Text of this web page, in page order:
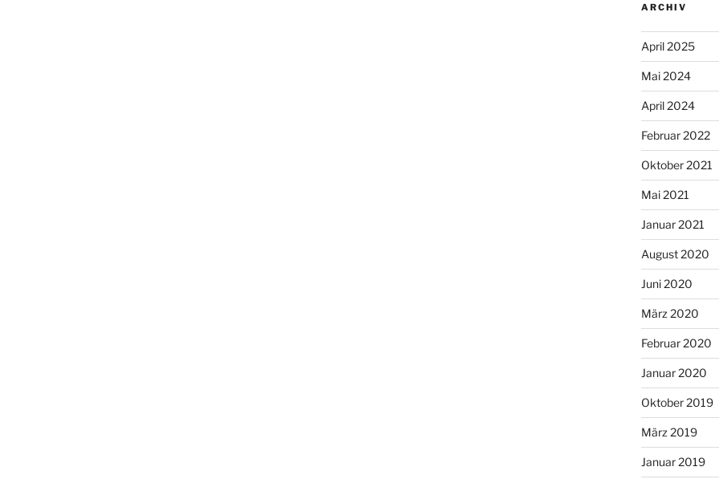
ARCHIV
April 2025
Mai 2024
April 2024
Februar 2022
Oktober 2021
Mai 2021
Januar 2021
August 2020
Juni 2020
März 2020
Februar 2020
Januar 2020
Oktober 2019
März 2019
Januar 2019